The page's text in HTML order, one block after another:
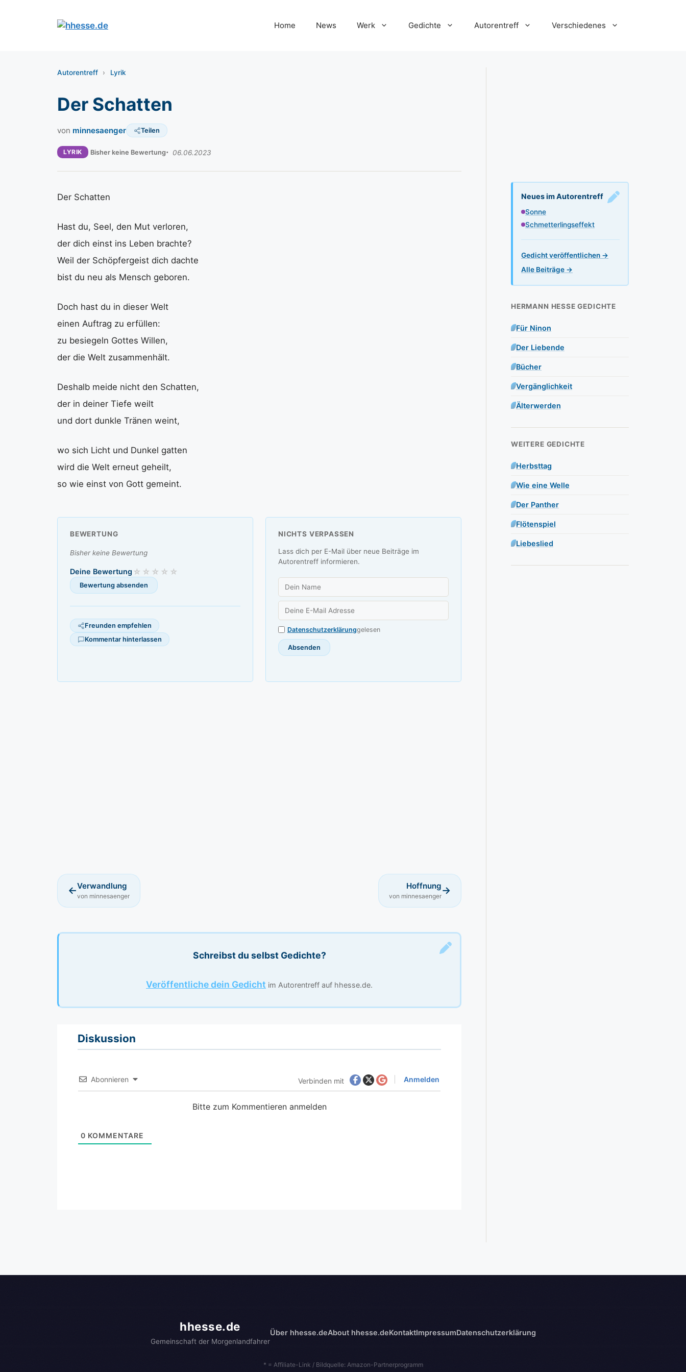
Home News Werk Gedichte Autorentreff Verschiedenes
Autorentreff › Lyrik
Der Schatten
von minnesaenger Teilen
LYRIK Bisher keine Bewertung 06.06.2023
Der Schatten
Hast du, Seel, den Mut verloren,
der dich einst ins Leben brachte?
Weil der Schöpfergeist dich dachte
bist du neu als Mensch geboren.
Doch hast du in dieser Welt
einen Auftrag zu erfüllen:
zu besiegeln Gottes Willen,
der die Welt zusammenhält.
Deshalb meide nicht den Schatten,
der in deiner Tiefe weilt
und dort dunkle Tränen weint,
wo sich Licht und Dunkel gatten
wird die Welt erneut geheilt,
so wie einst von Gott gemeint.
BEWERTUNG
Bisher keine Bewertung
Deine Bewertung
Freunden empfehlen
Kommentar hinterlassen
NICHTS VERPASSEN
Lass dich per E-Mail über neue Beiträge im
Autorentreff informieren.
Datenschutzerklärunggelesen
←Verwandlung
von minnesaenger
Hoffnung
von minnesaenger→
Schreibst du selbst Gedichte?
Veröffentliche dein Gedicht im Autorentreff auf hhesse.de.
Diskussion
Abonnieren Verbinden mit Anmelden
Bitte zum Kommentieren anmelden
0 KOMMENTARE
Neues im Autorentreff
Sonne
Schmetterlingseffekt
Gedicht veröffentlichen →
Alle Beiträge →
HERMANN HESSE GEDICHTE
Für Ninon
Der Liebende
Bücher
Vergänglichkeit
Älterwerden
WEITERE GEDICHTE
Herbsttag
Wie eine Welle
Der Panther
Flötenspiel
Liebeslied
hhesse.de
Gemeinschaft der Morgenlandfahrer
Über hhesse.deAbout hhesse.deKontaktImpressumDatenschutzerklärung
* = Affiliate-Link / Bildquelle: Amazon-Partnerprogramm